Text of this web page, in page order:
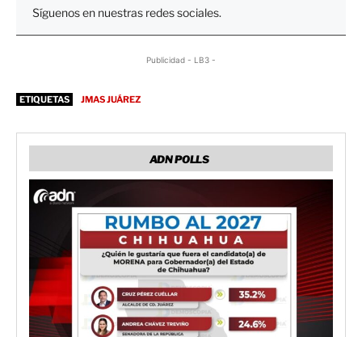
Síguenos en nuestras redes sociales.
Publicidad - LB3 -
ETIQUETAS JMAS JUÁREZ
ADN POLLS